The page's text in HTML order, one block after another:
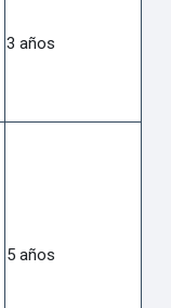
3 años
5 años